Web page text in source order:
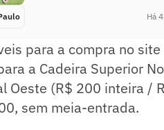
Há
para a compra no
a Cadeira Superior
Oeste (R$ 200 inteira /
sem meia-entrada.